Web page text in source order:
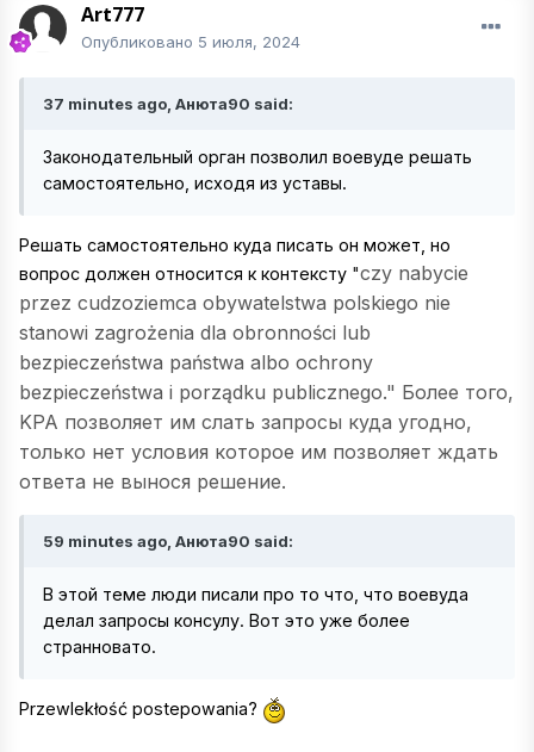
Art777
Опубликовано 5 июля, 2024
37 minutes ago, Анюта90 said:
Законодательный орган позволил воевуде решать
самостоятельно, исходя из уставы.
Решать самостоятельно куда писать он может, но
вопрос должен относится к контексту "czy nabycie
przez cudzoziemca obywatelstwa polskiego nie
stanowi zagrożenia dla obronności lub
bezpieczeństwa państwa albo ochrony
bezpieczeństwa i porządku publicznego." Более того,
KPA позволяет им слать запросы куда угодно,
только нет условия которое им позволяет ждать
ответа не вынося решение.
59 minutes ago, Анюта90 said:
В этой теме люди писали про то что, что воевуда
делал запросы консулу. Вот это уже более
странновато.
Przewlekłość postepowania?